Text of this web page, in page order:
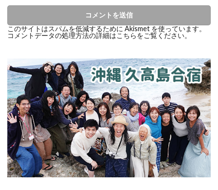
このサイトはスパムを低減するために Akismet を使っています。
コメントデータの処理方法の詳細はこちらをご覧ください。